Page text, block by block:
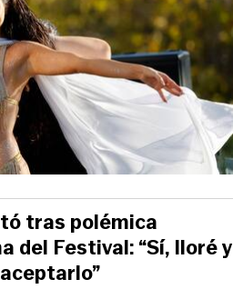
tras polémica
del Festival: “Sí, lloré y